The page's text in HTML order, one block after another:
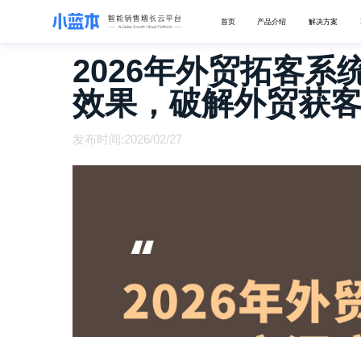
首页 产品介绍 解决方案
2026年外贸拓客系
效果，破解外贸获
发布时间:2026/02/27